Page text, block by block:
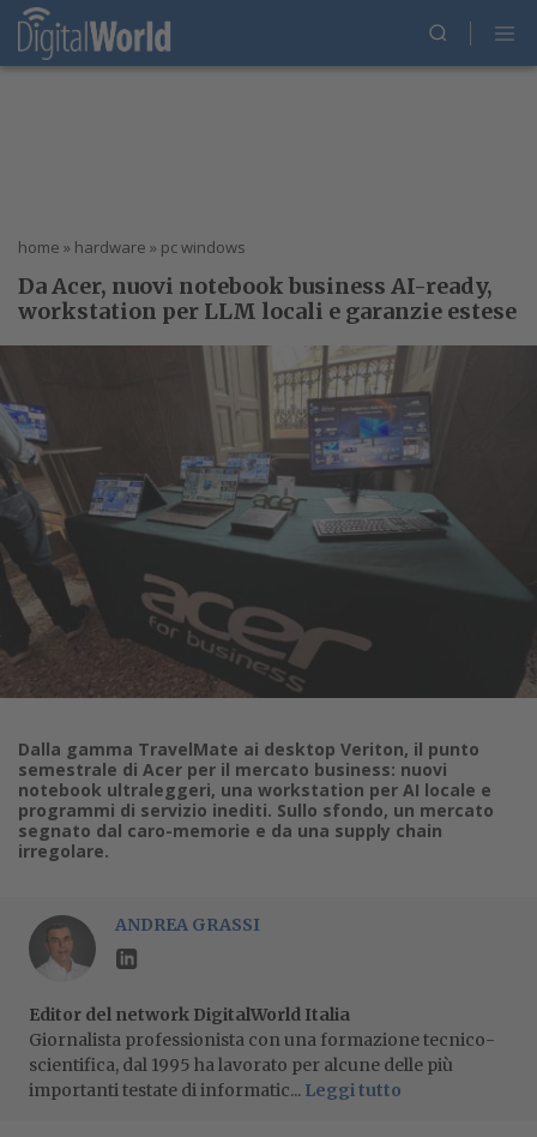
home » hardware » pc windows
Da Acer, nuovi notebook business AI-ready,
workstation per LLM locali e garanzie estese
Dalla gamma TravelMate ai desktop Veriton, il punto
semestrale di Acer per il mercato business: nuovi
notebook ultraleggeri, una workstation per AI locale e
programmi di servizio inediti. Sullo sfondo, un mercato
segnato dal caro-memorie e da una supply chain
irregolare.
ANDREA GRASSI
Editor del network DigitalWorld Italia
Giornalista professionista con una formazione tecnico-
scientifica, dal 1995 ha lavorato per alcune delle più
importanti testate di informatic... Leggi tutto